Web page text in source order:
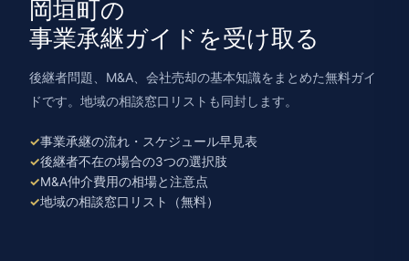
岡垣町の
事業承継ガイドを受け取る
後継者問題、M&A、会社売却の基本知識をまとめた無料ガイ
ドです。地域の相談窓口リストも同封します。
事業承継の流れ・スケジュール早見表
後継者不在の場合の3つの選択肢
M&A仲介費用の相場と注意点
地域の相談窓口リスト（無料）